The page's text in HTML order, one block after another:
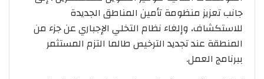
جانب تعزيز منظومة تأمين المناطق الجديدة
للاستكشاف، وإلغاء نظام التخلي الإجباري عن جزء من
المنطقة عند تجديد الترخيص طالما التزم المستثمر
ببرنامج العمل.